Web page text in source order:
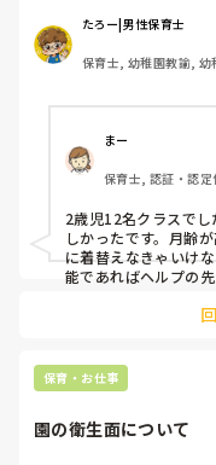
しいですたろー|男性保育士
保育士, 幼稚園教諭, 幼
まー
保育士, 認証・認
2歳児12名クラスで
しかったです。月齢
に着替えなきゃいけ
能であればヘルプの
17人に2人…大変す
保育・お仕事
園の衛生面について